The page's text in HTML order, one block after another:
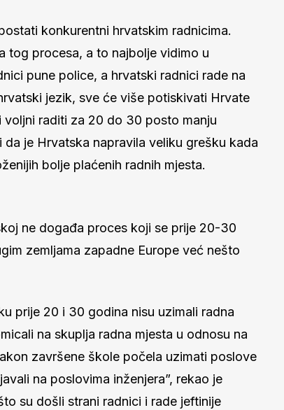
konkurentni hrvatskim radnicima.
tog procesa, a to najbolje vidimo u
pune police, a hrvatski radnici rade na
jezik, sve će više potiskivati Hrvate
voljni raditi za 20 do 30 posto manju
je Hrvatska napravila veliku grešku kada
bolje plaćenih radnih mjesta.
ne događa proces koji se prije 20-30
zemljama zapadne Europe već nešto
prije 20 i 30 godina nisu uzimali radna
na skuplja radna mjesta u odnosu na
završene škole počela uzimati poslove
na poslovima inženjera”, rekao je
su došli strani radnici i rade jeftinije